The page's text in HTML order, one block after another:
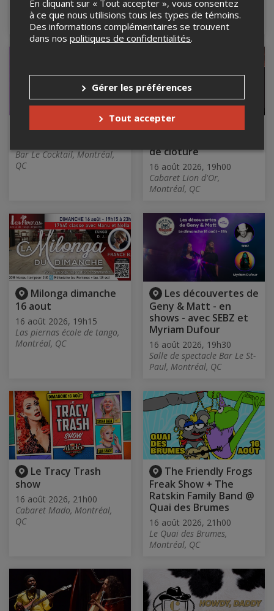
Cultural Centre, Pointe-
Claire, QC
Dimanche en délire
Bar Le Cocktail, Montréal,
QC
Festival Émergence
de clôture
16 août 2026, 19h00
Cabaret Lion d'Or,
Montréal, QC
Milonga dimanche
16 aout
16 août 2026, 19h15
Las piernas école de tango,
Montréal, QC
Les découvertes de
Geny & Matt - en
shows - avec SEBZ et
Myriam Dufour
16 août 2026, 19h30
Salle de spectacle Bar Le St-
Paul, Montréal, QC
Le Tracy Trash
show
16 août 2026, 21h00
Cabaret Mado, Montréal,
QC
The Friendly Frogs
Freak Show + The
Ratskin Family Band @
Quai des Brumes
16 août 2026, 21h00
Le Quai des Brumes,
Montréal, QC
En cliquant sur « Tout accepter », vous consentez
à ce que nous utilisions tous les types de témoins.
Des informations complémentaires se trouvent
dans nos politiques de confidentialités.
Gérer les préférences
Tout accepter